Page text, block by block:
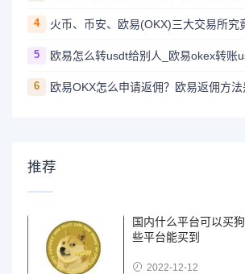
4 火币、币安、欧易(OKX)三大交易所究
5 欧易怎么转usdt给别人_欧易okex转账
6 欧易OKX怎么申请返佣？欧易返佣方法
推荐
国内什么平台可以买
些平台能买到
2022-12-12